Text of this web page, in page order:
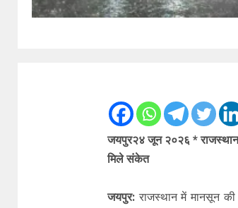
जयपुर२४ जून २०२६ *
मिले संकेत
जयपुर:राजस्थान में मानसून की